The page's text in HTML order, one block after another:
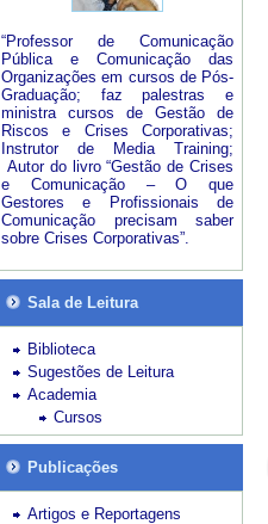
“Professor de Comunicação
Pública e Comunicação das
Organizações em cursos de Pós-
Graduação; faz palestras e
ministra cursos de Gestão de
Riscos e Crises Corporativas;
Instrutor de Media Training;
Autor do livro “Gestão de Crises
e Comunicação – O que
Gestores e Profissionais de
Comunicação precisam saber
sobre Crises Corporativas”.
Sala de Leitura
Biblioteca
Sugestões de Leitura
Academia
Cursos
Publicações
Artigos e Reportagens